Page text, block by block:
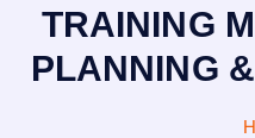
TRAINING
PLANNING